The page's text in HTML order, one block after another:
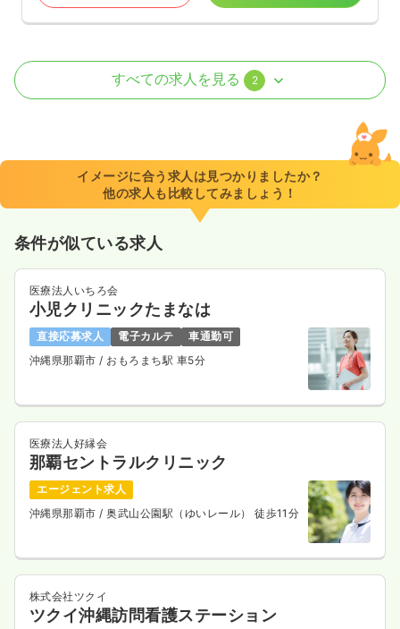
ICU系 正看護師
4週8休以上
3交代（常勤）
給与 27.0万円/月 賞与4ヶ月
※経験4年の例
時間 8:30～17:30
すべての求人を見る 2
イメージに合う求人は見つかりましたか？
他の求人も比較してみましょう！
条件が似ている求人
医療法人いちろ会
小児クリニックたまなは
直接応募求人 電子カルテ
車通勤可
沖縄県那覇市 / おもろまち駅 車5分
医療法人好縁会
那覇セントラルクリニック
エージェント求人
沖縄県那覇市 / 奥武山公園駅（ゆいレール） 徒歩11分
株式会社ツクイ
ツクイ沖縄訪問看護ステーション